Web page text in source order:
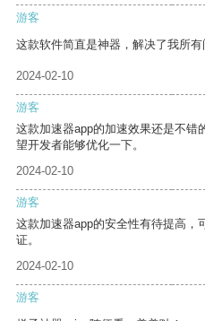
游客
这款软件简直是神器，解决了我所有
2024-02-10
游客
这款加速器app的加速效果还是不错
望开发者能够优化一下。
2024-02-10
游客
这款加速器app的安全性有待提高，
证。
2024-02-10
游客